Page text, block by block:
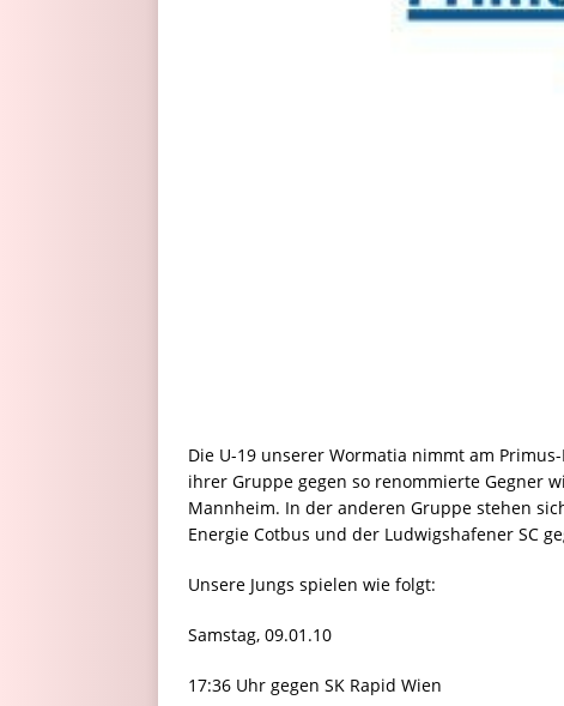
Die U-19 unserer Wormatia nimmt am
ihrer Gruppe gegen so renommierte Gegner
Mannheim. In der anderen Gruppe stehen
Energie Cotbus und der Ludwigshafener SC
Unsere Jungs spielen wie folgt:
Samstag, 09.01.10
17:36 Uhr gegen SK Rapid Wien